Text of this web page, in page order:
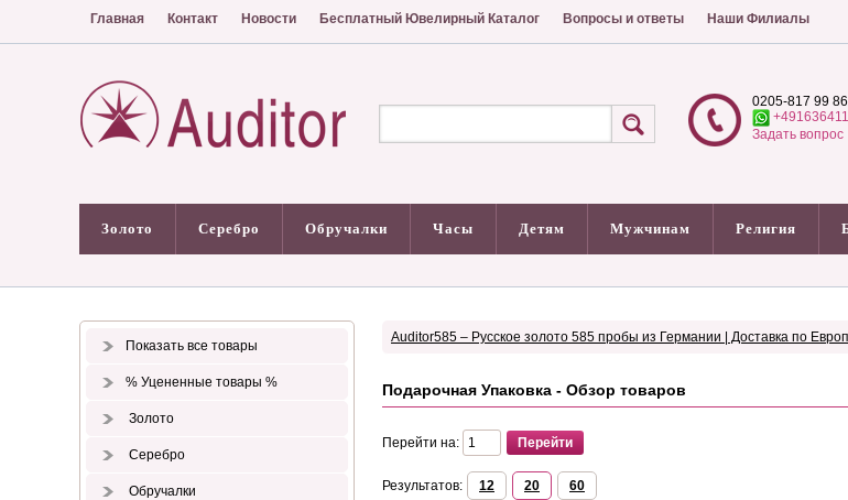
Главная Контакт Новости Бесплатный Ювелирный Каталог Вопросы и ответы Наши Филиалы
0205-817 99
Задать вопрос
Золото Серебро Обручалки Часы Детям Мужчинам Религия
Показать все товары
% Уцененные товары %
Золото
Серебро
Обручалки
Auditor585 – Русское золото 585 пробы из Германии | Доставка по
Подарочная Упаковка - Обзор товаров
Перейти на:
Результатов: 12 20 60